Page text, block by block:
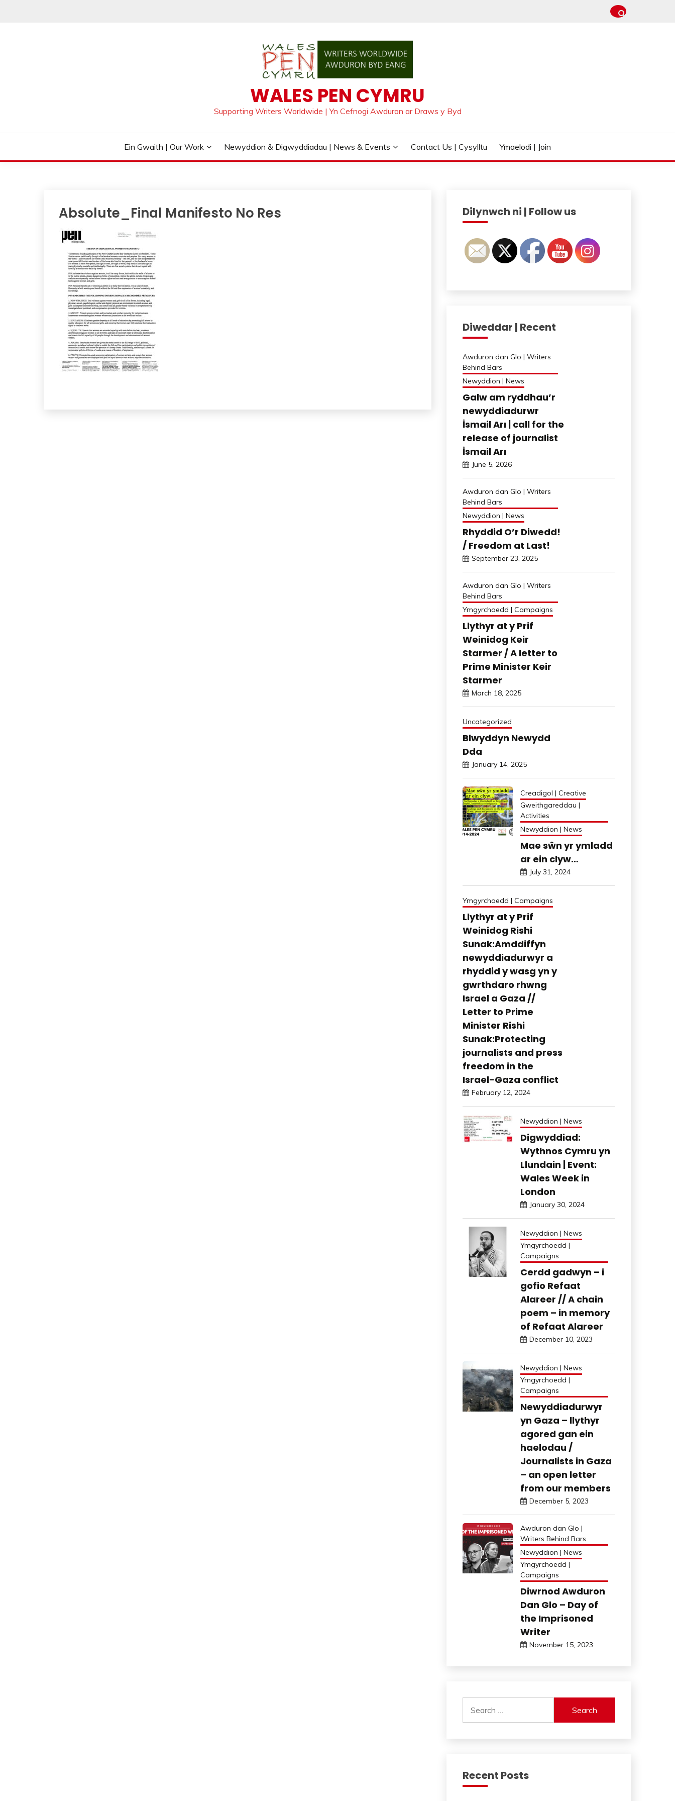
WALES PEN CYMRU
Supporting Writers Worldwide | Yn Cefnogi Awduron ar Draws y Byd
Ein Gwaith | Our Work Newyddion & Digwyddiadau | News & Events Contact Us | Cysylltu Ymaelodi | Join
Absolute_Final Manifesto No Res Dilynwch ni | Follow us
Diweddar | Recent
Awduron dan Glo | Writers
Behind Bars
Newyddion | News
Galw am ryddhau’r
newyddiadurwr
İsmail Arı | call for the
release of journalist
İsmail Arı
June 5, 2026
Awduron dan Glo | Writers
Behind Bars
Newyddion | News
Rhyddid O’r Diwedd!
/ Freedom at Last!
September 23, 2025
Awduron dan Glo | Writers
Behind Bars
Ymgyrchoedd | Campaigns
Llythyr at y Prif
Weinidog Keir
Starmer / A letter to
Prime Minister Keir
Starmer
March 18, 2025
Uncategorized
Blwyddyn Newydd
Dda
January 14, 2025
Creadigol | Creative
Gweithgareddau |
Activities
Newyddion | News
Mae sŵn yr ymladd
ar ein clyw…
July 31, 2024
Ymgyrchoedd | Campaigns
Llythyr at y Prif
Weinidog Rishi
Sunak:Amddiffyn
newyddiadurwyr a
rhyddid y wasg yn y
gwrthdaro rhwng
Israel a Gaza //
Letter to Prime
Minister Rishi
Sunak:Protecting
journalists and press
freedom in the
Israel-Gaza conflict
February 12, 2024
Newyddion | News
Digwyddiad:
Wythnos Cymru yn
Llundain | Event:
Wales Week in
London
January 30, 2024
Newyddion | News
Ymgyrchoedd |
Campaigns
Cerdd gadwyn – i
gofio Refaat
Alareer // A chain
poem – in memory
of Refaat Alareer
December 10, 2023
Newyddion | News
Ymgyrchoedd |
Campaigns
Newyddiadurwyr
yn Gaza – llythyr
agored gan ein
haelodau /
Journalists in Gaza
– an open letter
from our members
December 5, 2023
Awduron dan Glo |
Writers Behind Bars
Newyddion | News
Ymgyrchoedd |
Campaigns
Diwrnod Awduron
Dan Glo – Day of
the Imprisoned
Writer
November 15, 2023
for:
Recent Posts